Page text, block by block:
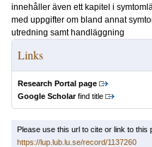
innehåller även ett kapitel i
med uppgifter om bland annat
utredning samt handläggning
Links
Research Portal page
Google Scholarfind title
Please use this url to cite or link to this
https://lup.lub.lu.se/record/1137260